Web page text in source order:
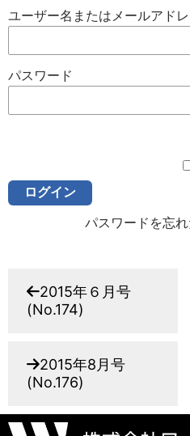
ユーザー名またはメールアドレ
パスワード
パスワードを忘
2015年６月号
(No.174)
2015年8月号
(No.176)